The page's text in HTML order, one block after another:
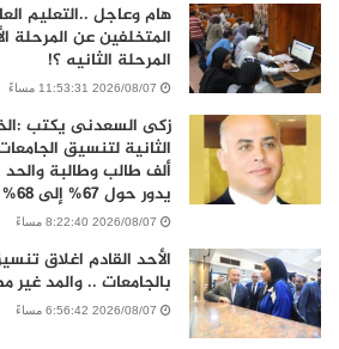
هام وعاجل ..التعليم
المتخلفين عن المرحلة
المرحلة الثانيه ؟!
2026/08/07 11:53:31 مساءً
زكى السعدنى يكتب
ألف طالب وطالبة والحد
يدور حول 67% إلى 68% والادبى بين 63% و64%
2026/08/07 8:22:40 مساءً
الأحد القادم اغلاق
بالجامعات .. والمد غير
2026/08/07 6:56:42 مساءً